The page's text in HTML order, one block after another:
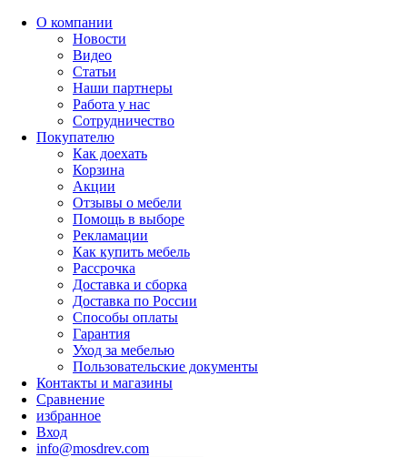
О компании
Новости
Видео
Статьи
Наши партнеры
Работа у нас
Сотрудничество
Покупателю
Как доехать
Корзина
Акции
Отзывы о мебели
Помощь в выборе
Рекламации
Как купить мебель
Рассрочка
Доставка и сборка
Доставка по России
Способы оплаты
Гарантия
Уход за мебелью
Пользовательские документы
Контакты и магазины
Сравнение
избранное
Вход
info@mosdrev.com